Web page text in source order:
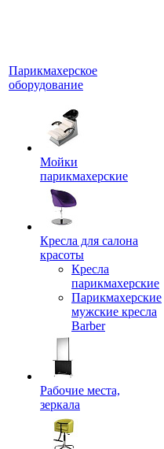
Парикмахерское
оборудование
Мойки
парикмахерские
Кресла для салона
красоты
Кресла
парикмахерские
Парикмахерские
мужские кресла
Barber
Рабочие места,
зеркала